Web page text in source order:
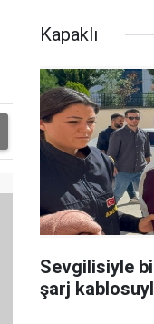
Kapaklı
Sevgilisiyle
şarj